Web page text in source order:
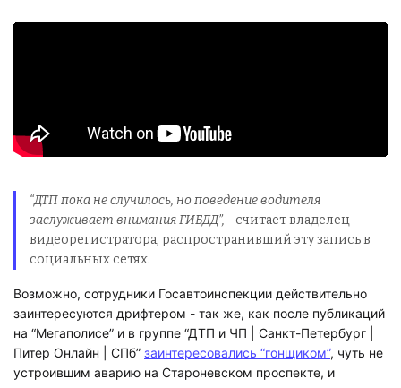
“ДТП пока не случилось, но поведение водителя
заслуживает внимания ГИБДД”, - считает владелец
видеорегистратора, распространивший эту запись в
социальных сетях.
Возможно, сотрудники Госавтоинспекции действительно
заинтересуются дрифтером - так же, как после публикаций
на “Мегаполисе” и в группе “ДТП и ЧП | Санкт-Петербург |
Питер Онлайн | СПб” заинтересовались “гонщиком”, чуть не
устроившим аварию на Староневском проспекте, и